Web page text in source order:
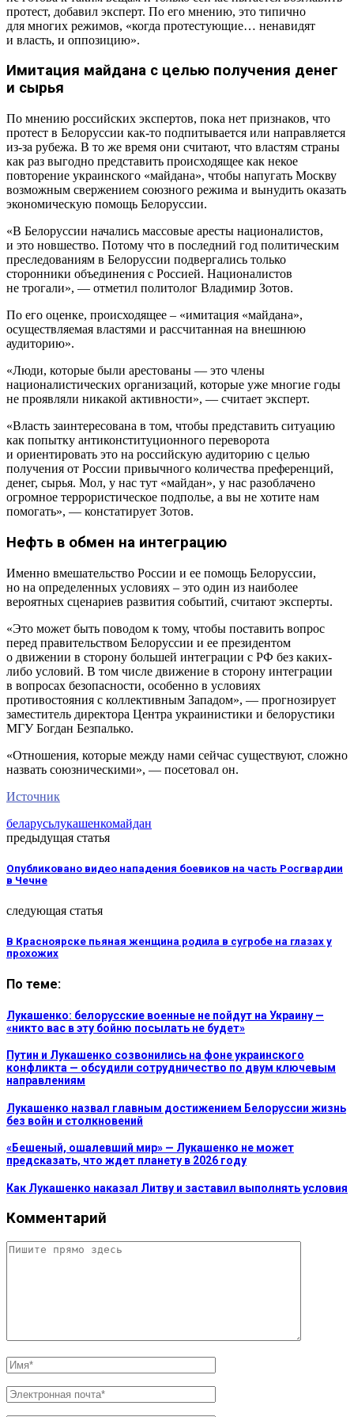
протест, добавил эксперт. По его мнению, это типично
для многих режимов, «когда протестующие… ненавидят
и власть, и оппозицию».
Имитация майдана с целью получения денег
и сырья
По мнению российских экспертов, пока нет признаков, что
протест в Белоруссии как-то подпитывается или направляется
из-за рубежа. В то же время они считают, что властям страны
как раз выгодно представить происходящее как некое
повторение украинского «майдана», чтобы напугать Москву
возможным свержением союзного режима и вынудить оказать
экономическую помощь Белоруссии.
«В Белоруссии начались массовые аресты националистов,
и это новшество. Потому что в последний год политическим
преследованиям в Белоруссии подвергались только
сторонники объединения с Россией. Националистов
не трогали», — отметил политолог Владимир Зотов.
По его оценке, происходящее – «имитация «майдана»,
осуществляемая властями и рассчитанная на внешнюю
аудиторию».
«Люди, которые были арестованы — это члены
националистических организаций, которые уже многие годы
не проявляли никакой активности», — считает эксперт.
«Власть заинтересована в том, чтобы представить ситуацию
как попытку антиконституционного переворота
и ориентировать это на российскую аудиторию с целью
получения от России привычного количества преференций,
денег, сырья. Мол, у нас тут «майдан», у нас разоблачено
огромное террористическое подполье, а вы не хотите нам
помогать», — констатирует Зотов.
Нефть в обмен на интеграцию
Именно вмешательство России и ее помощь Белоруссии,
но на определенных условиях – это один из наиболее
вероятных сценариев развития событий, считают эксперты.
«Это может быть поводом к тому, чтобы поставить вопрос
перед правительством Белоруссии и ее президентом
о движении в сторону большей интеграции с РФ без каких-
либо условий. В том числе движение в сторону интеграции
в вопросах безопасности, особенно в условиях
противостояния с коллективным Западом», — прогнозирует
заместитель директора Центра украинистики и белорустики
МГУ Богдан Безпалько.
«Отношения, которые между нами сейчас существуют, сложно
назвать союзническими», — посетовал он.
Источник
беларусьлукашенкомайдан
предыдущая статья
Опубликовано видео нападения боевиков на часть Росгвардии
в Чечне
следующая статья
В Красноярске пьяная женщина родила в сугробе на глазах у
прохожих
По теме:
Лукашенко: белорусские военные не пойдут на Украину —
«никто вас в эту бойню посылать не будет»
Путин и Лукашенко созвонились на фоне украинского
конфликта — обсудили сотрудничество по двум ключевым
направлениям
Лукашенко назвал главным достижением Белоруссии жизнь
без войн и столкновений
«Бешеный, ошалевший мир» — Лукашенко не может
предсказать, что ждет планету в 2026 году
Как Лукашенко наказал Литву и заставил выполнять условия
Комментарий